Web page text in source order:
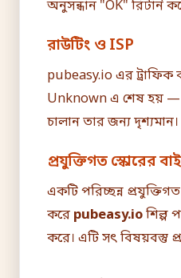
অনুসন্ধান "OK" রিটার্ন
রাউটিং ও ISP
pubeasy.io এর ট্রাফিক
Unknown এ শেষ হয়
চালান তার জন্য দৃশ্যমান।
প্রযুক্তিগত স্কোরের
একটি পরিচ্ছন্ন
করে pubeasy.ioশিল্প
করে। এটি সৎ বিষয়বস্তু